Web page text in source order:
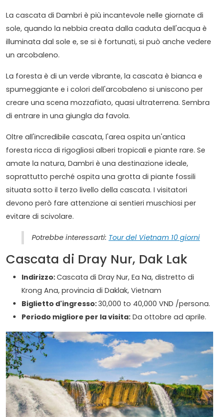
La cascata di Dambri è più incantevole nelle giornate di
sole, quando la nebbia creata dalla caduta dell'acqua è
illuminata dal sole e, se si è fortunati, si può anche vedere
un arcobaleno.
La foresta è di un verde vibrante, la cascata è bianca e
spumeggiante e i colori dell'arcobaleno si uniscono per
creare una scena mozzafiato, quasi ultraterrena. Sembra
di entrare in una giungla da favola.
Oltre all'incredibile cascata, l'area ospita un'antica
foresta ricca di rigogliosi alberi tropicali e piante rare. Se
amate la natura, Dambri è una destinazione ideale,
soprattutto perché ospita una grotta di piante fossili
situata sotto il terzo livello della cascata. I visitatori
devono però fare attenzione ai sentieri muschiosi per
evitare di scivolare.
Potrebbe interessarti: Tour del Vietnam 10 giorni
Cascata di Dray Nur, Dak Lak
Indirizzo:Cascata di Dray Nur, Ea Na, distretto di
Krong Ana, provincia di Daklak, Vietnam
Biglietto d'ingresso:30,000 to 40,000 VND /persona.
Periodo migliore per la visita: Da ottobre ad aprile.